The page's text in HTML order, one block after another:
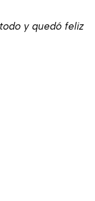
y quedó feliz